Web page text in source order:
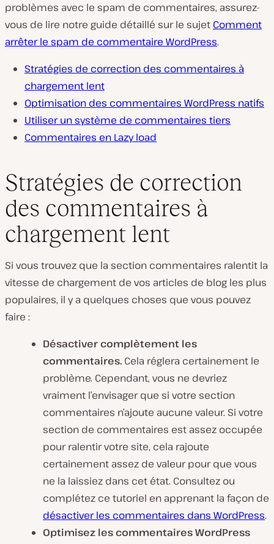
problèmes avec le spam de commentaires, assurez-
vous de lire notre guide détaillé sur le sujet Comment
arrêter le spam de commentaire WordPress.
Stratégies de correction des commentaires à
chargement lent
Optimisation des commentaires WordPress natifs
Utiliser un système de commentaires tiers
Commentaires en Lazy load
Stratégies de correction
des commentaires à
chargement lent
Si vous trouvez que la section commentaires ralentit la
vitesse de chargement de vos articles de blog les plus
populaires, il y a quelques choses que vous pouvez
faire :
Désactiver complètement les
commentaires. Cela réglera certainement le
problème. Cependant, vous ne devriez
vraiment l’envisager que si votre section
commentaires n’ajoute aucune valeur. Si votre
section de commentaires est assez occupée
pour ralentir votre site, cela rajoute
certainement assez de valeur pour que vous
ne la laissiez dans cet état. Consultez ou
complétez ce tutoriel en apprenant la façon de
désactiver les commentaires dans WordPress.
Optimisez les commentaires WordPress